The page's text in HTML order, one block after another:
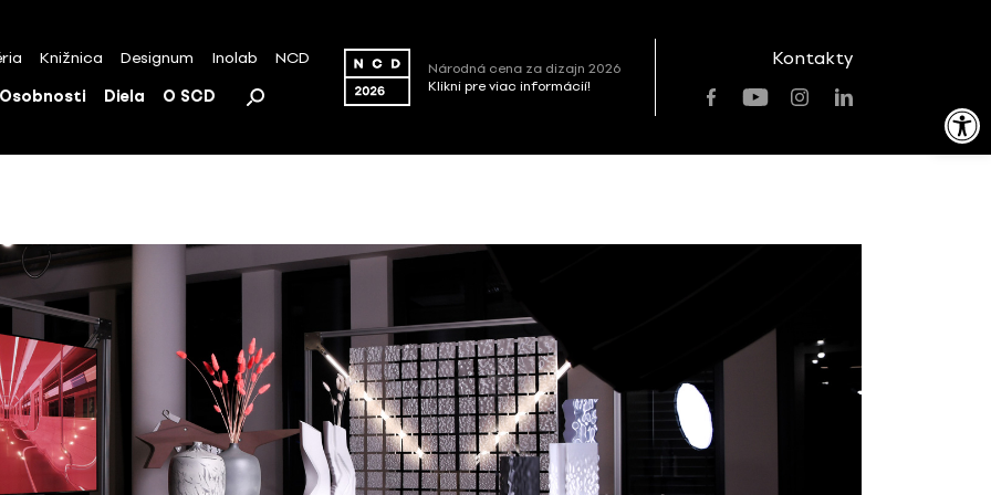
Open toolbar
Knižnica Designum Inolab NCD
Osobnosti Diela O SCD
Národná cena za dizajn 2026
Klikni pre viac informácií!
Kontakty